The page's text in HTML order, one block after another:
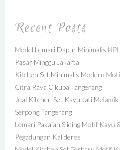
Recent Posts
Model Lemari Dapur Minimalis
Pasar Minggu Jakarta
Kitchen Set Minimalis Modern
Citra Raya Cikupa Tangerang
Jual Kitchen Set Kayu Jati
Serpong Tangerang
Lemari Pakaian Sliding Motif Kayu
Pegadungan Kalideres